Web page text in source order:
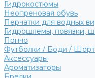
Гидрокостюмы
Неопреновая обувь
Перчатки для водных
Гидрошлемы, повязки,
Пончо
Футболки / Боди /
Аксессуары
Ароматизаторы